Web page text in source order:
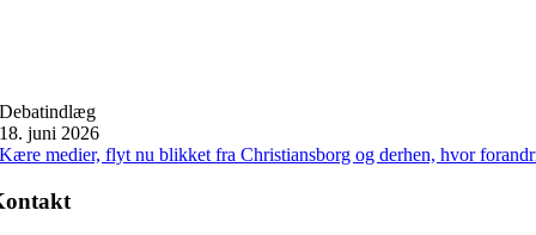
Debatindlæg
18. juni 2026
Kære medier, flyt nu blikket fra Christiansborg og derhen, hvor